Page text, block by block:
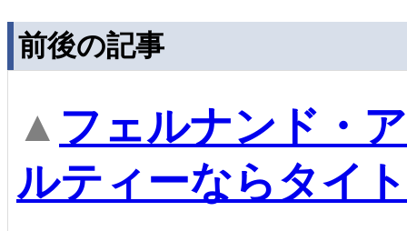
前後の記事
▲ フェルナンド・
ルティーならタイ